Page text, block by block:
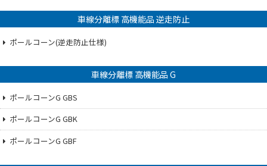
車線分離標 高機能品 逆走防止
ポールコーン(逆走防止仕様)
車線分離標 高機能品 G
ポールコーンG GBS
ポールコーンG GBK
ポールコーンG GBF